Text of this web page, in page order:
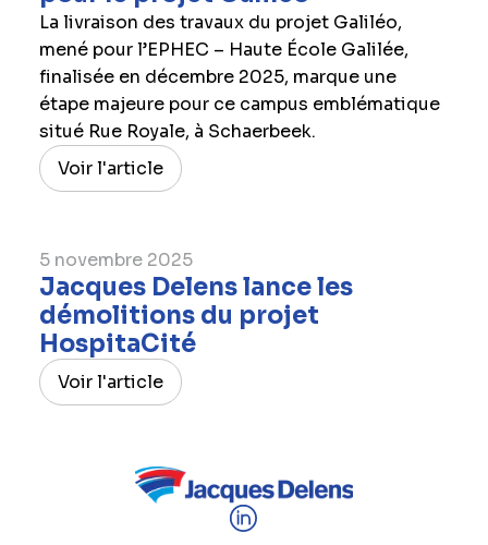
La livraison des travaux du projet Galiléo,
mené pour l’EPHEC – Haute École Galilée,
finalisée en décembre 2025, marque une
étape majeure pour ce campus emblématique
situé Rue Royale, à Schaerbeek.
Voir l'article
5 novembre 2025
Jacques Delens lance les
démolitions du projet
HospitaCité
Voir l'article